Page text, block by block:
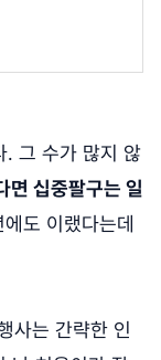
. 그 수가 많지 않
면 십중팔구는 일
도 이랬다는데
사는 간략한 인